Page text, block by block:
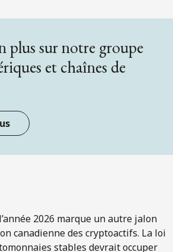
plus sur notre groupe
et chaînes de
2026 marque un autre jalon
canadienne des cryptoactifs. La loi
stables devrait occuper